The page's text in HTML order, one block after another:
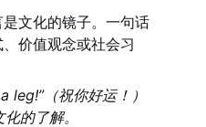
是文化的镜子。一句话
价值观念或社会习
leg!”（祝你好运！）
的了解。